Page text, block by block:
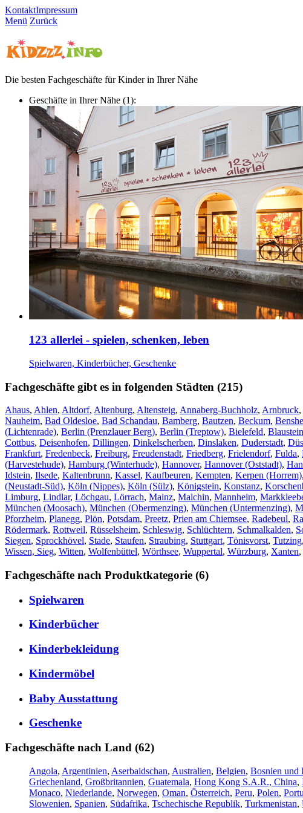
KontaktImpressum
Menü Zurück
Die besten Fachgeschäfte für Kinder in Ihrer Nähe
Geschäfte in Ihrer Nähe (1):
123 allerlei - spielen, schenken, leben
Spielwaren, Kinderbücher, Geschenke
Fachgeschäfte gibt es in folgenden Städten (215)
Ahaus, Ahlen, Altdorf, Altenburg, Altensteig, Annaberg-Buchholz, Arnbruck,
Nauheim, Bad Oldesloe, Bad Schandau, Bamberg, Bautzen, Beckum,
(Lichtenrade), Berlin (Prenzlauer Berg), Berlin (Treptow), Bielefeld, Blaustein
Cottbus, Deisenhofen, Dillingen, Dinkelscherben, Dinslaken, Duderstadt,
Frankfurt, Fredenbeck, Freiburg, Freudenstadt, Friedberg, Frielendorf, Fulda,
(Harvestehude), Hamburg (Winterhude), Hannover, Hannover (Oststadt),
Idstein, Ilsede, Kaltenbrunn, Kassel, Kaufbeuren, Kempten, Kerpen (Horrem),
(Neustadt-Süd), Köln (Nippes), Köln (Sülz), Königstein, Konstanz,
Limburg, Lindlar, Löchgau, Lörrach, Mainz, Malchin, Mannheim,
München (Moosach), München (Obermenzing), München (Untermenzing),
Pforzheim, Planegg, Plön, Potsdam, Preetz, Prien am Chiemsee, Radebeul,
Rödermark, Rottweil, Rüsselsheim, Schleswig, Schlüchtern, Schmalkalden,
Siegen, Sprockhövel, Stade, Staufen, Straubing, Stuttgart, Tönisvorst, Tutzing,
Wissen, Sieg, Witten, Wolfenbüttel, Wörthsee, Wuppertal, Würzburg, Xanten,
Fachgeschäfte nach Produktkategorie (6)
Spielwaren
Kinderbücher
Kinderbekleidung
Kindermöbel
Baby Ausstattung
Geschenke
Fachgeschäfte nach Land (62)
Angola, Argentinien, Aserbaidschan, Australien, Belgien, Bosnien und
Griechenland, Großbritannien, Guatemala, Hong Kong S.A.R., China,
Monaco, Niederlande, Norwegen, Oman, Österreich, Peru, Polen,
Slowenien, Spanien, Südafrika, Tschechische Republik, Turkmenistan,